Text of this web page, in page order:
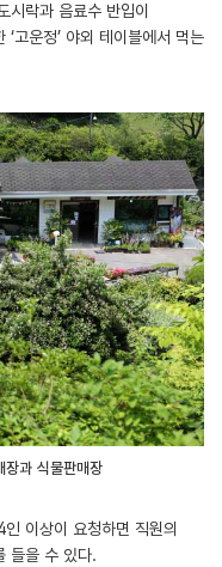
락과 음료수 반입이
고운정’ 야외 테이블에서 먹는
장과 식물판매장
이상이 요청하면 직원의
들을 수 있다.